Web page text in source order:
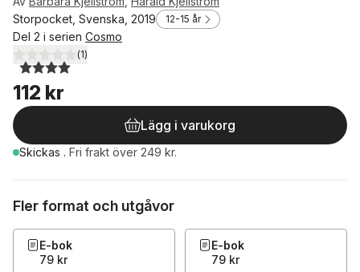
Storpocket, Svenska, 2019
12-15 år
Del 2 i serien Cosmo
4,0utav 5 stjärnor. Totalt antal röster:
(1)
112 kr
Lägg i varukorg
Skickas . Fri frakt över 249 kr.
Fler format och utgåvor
E-bok
79 kr
E-bok
79 kr